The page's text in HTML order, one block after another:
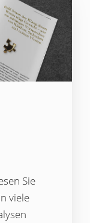
Sie
viele